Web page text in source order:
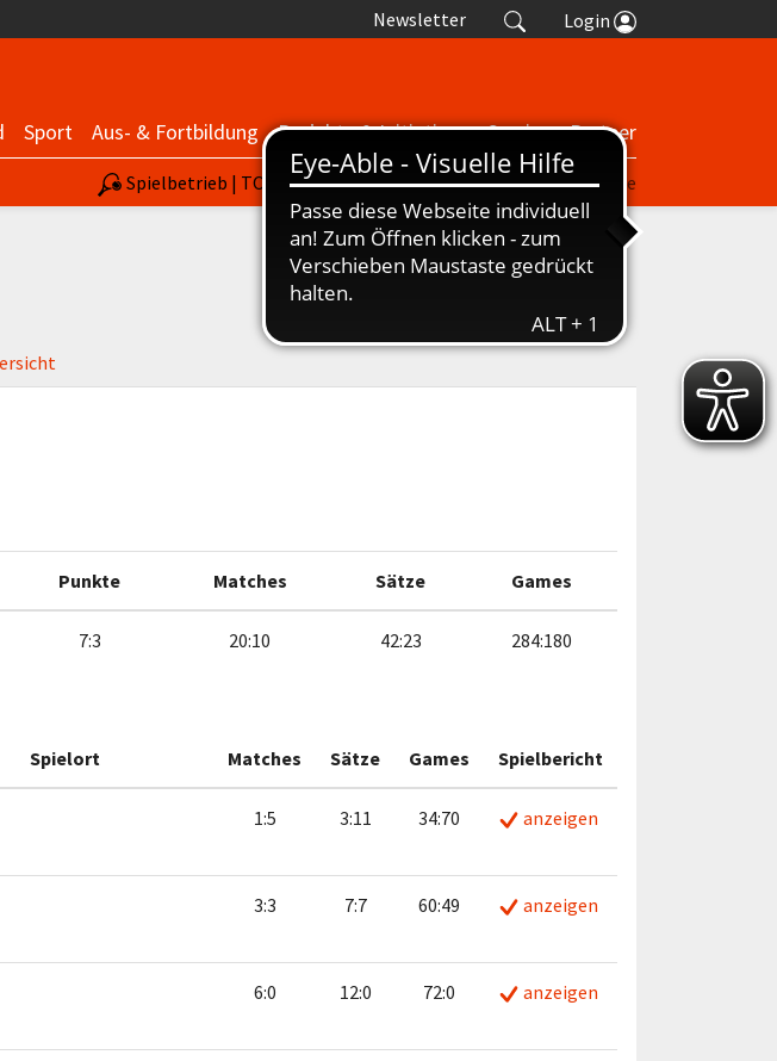
Newsletter Login
Sport Aus- & Fortbildung Projekte & Initiativen Service Partner
Spielbetrieb | TORP nuScore Turniere Termine
Punkte Matches Sätze Games
7:3 20:10 42:23 284:180
Spielort Matches Sätze Games Spielbericht
1:5 3:11 34:70 anzeigen
3:3 7:7 60:49 anzeigen
6:0 12:0 72:0 anzeigen